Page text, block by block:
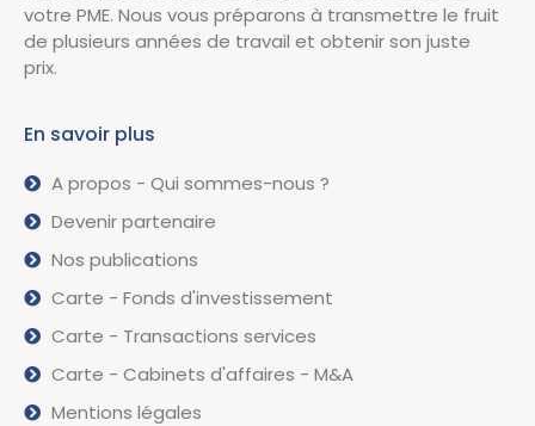
votre PME. Nous vous préparons à transmettre le fruit
de plusieurs années de travail et obtenir son juste
prix.
En savoir plus
A propos - Qui sommes-nous ?
Devenir partenaire
Nos publications
Carte - Fonds d'investissement
Carte - Transactions services
Carte - Cabinets d'affaires - M&A
Mentions légales